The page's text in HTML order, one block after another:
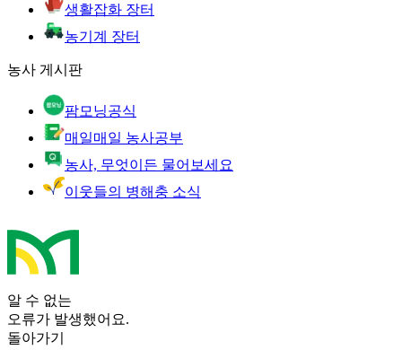
생활잡화 장터
농기계 장터
농사 게시판
팜모닝공식
매일매일 농사공부
농사, 무엇이든 물어보세요
이웃들의 병해충 소식
알 수 없는
오류가 발생했어요.
돌아가기